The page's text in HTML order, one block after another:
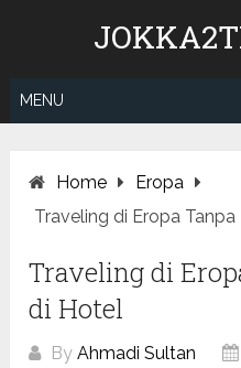
MENU
Home
Eropa
Traveling di Eropa
Traveling di
di Hotel
ByAhmadi Sultan